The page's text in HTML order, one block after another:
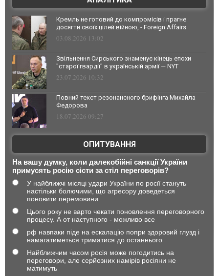
Кремль не готовий до компромісів і прагне
досягти своїх цілей війною, - Foreign Affairs
03.08.2026 13:02
Звільнення Сирського знаменує кінець епохи
"старої гвардії" в українській армії — NYT
23.07.2026 10:32
Повний текст резонансного брифінга Михайла
Федорова
18.07.2026 09:27
ОПИТУВАННЯ
На вашу думку, коли далекобійні санкції України
примусять росію сісти за стіл переговорів?
У найближчі місяці удари України по росії стануть
настільки болючими, що агресору доведеться
поновити перемовини
Цього року не варто чекати поновлення переговорного
процесу. А от наступного - можливо все
рф навпаки піде на ескалацію попри здоровий глузд і
намагатиметься триматися до останнього
Найближчим часом росія може погодитись на
переговори, але серйозних намірів росіяни не
матимуть